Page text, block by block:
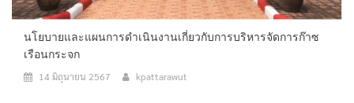
นโยบายและแผนการดำเนินงานเกี่ยวกับการบริหารจัดการก๊าซ
เรือนกระจก
14 มิถุนายน 2567
kpattarawut